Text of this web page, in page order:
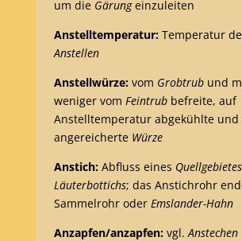
um die Gärungeinzuleiten
Anstelltemperatur:Temperatur
Anstellen
Anstellwürze:vom Grobtrubund
weniger vom Feintrubbefreite, auf
Anstelltemperatur abgekühlte und
angereicherte Würze
Anstich:Abfluss eines Quellgebietes
Läuterbottichs; das Anstichrohr
Sammelrohr oder Emslander-Hahn
Anzapfen/anzapfen:vgl. Anstechen